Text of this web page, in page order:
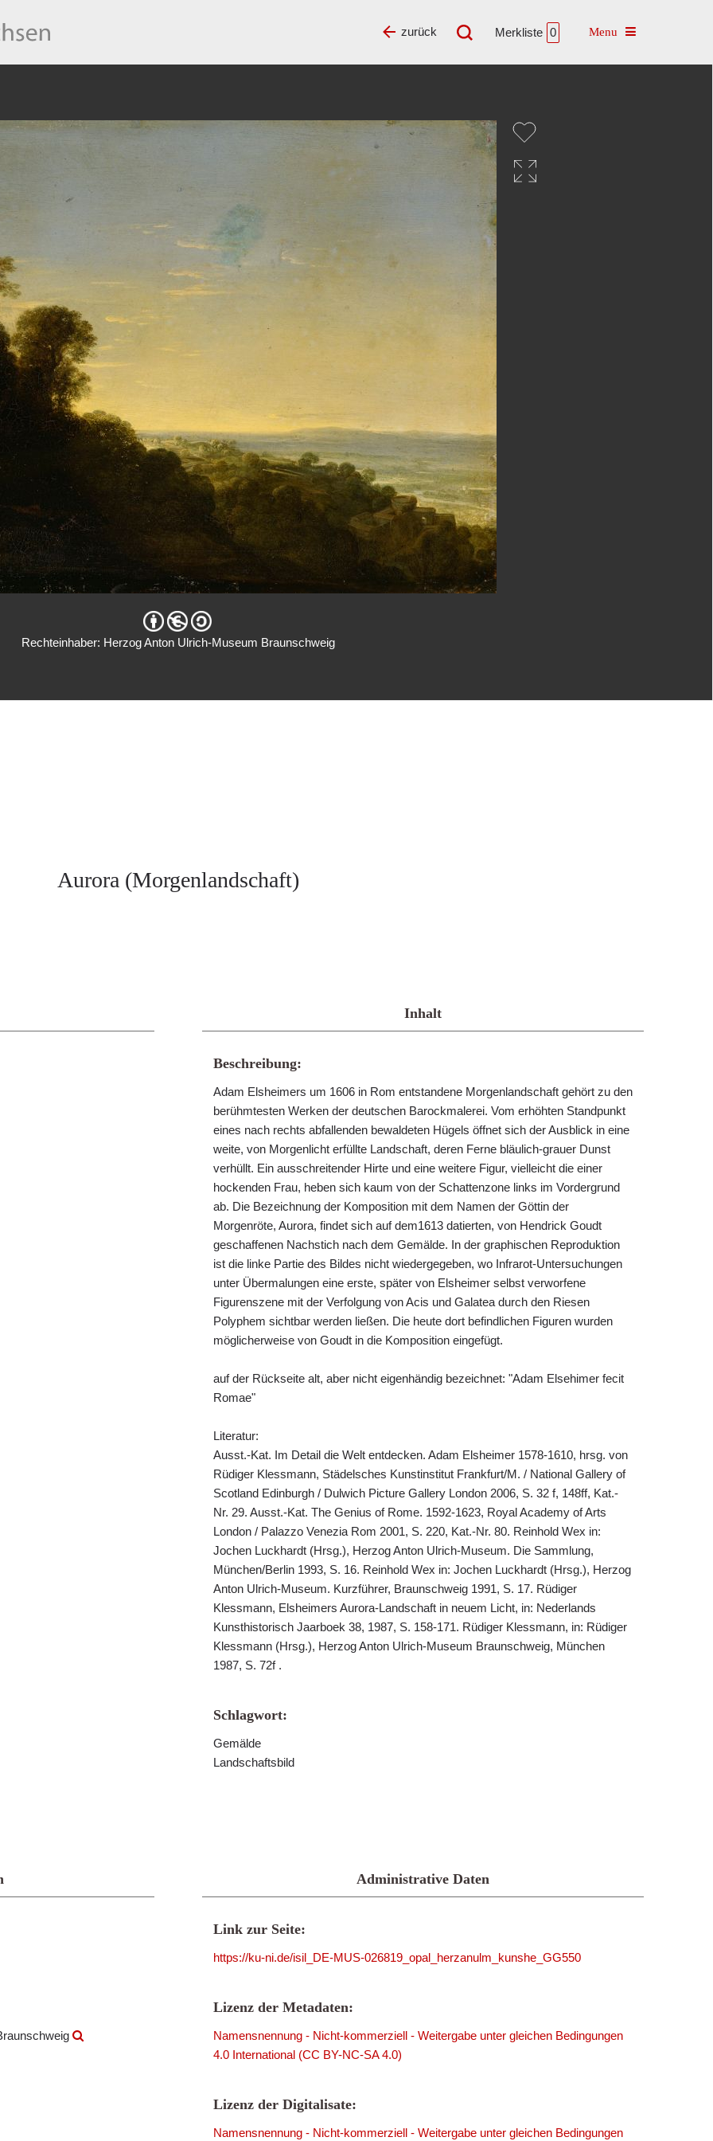
Merkliste 0 Toggle navigation
zurück
Rechteinhaber: Herzog Anton Ulrich-Museum Braunschweig
Aurora (Morgenlandschaft)
Inhalt
Beschreibung:
Adam Elsheimers um 1606 in Rom entstandene Morgenlandschaft gehört zu den
berühmtesten Werken der deutschen Barockmalerei. Vom erhöhten Standpunkt
eines nach rechts abfallenden bewaldeten Hügels öffnet sich der Ausblick in eine
weite, von Morgenlicht erfüllte Landschaft, deren Ferne bläulich-grauer Dunst
verhüllt. Ein ausschreitender Hirte und eine weitere Figur, vielleicht die einer
hockenden Frau, heben sich kaum von der Schattenzone links im Vordergrund
ab. Die Bezeichnung der Komposition mit dem Namen der Göttin der
Morgenröte, Aurora, findet sich auf dem1613 datierten, von Hendrick Goudt
geschaffenen Nachstich nach dem Gemälde. In der graphischen Reproduktion
ist die linke Partie des Bildes nicht wiedergegeben, wo Infrarot-Untersuchungen
unter Übermalungen eine erste, später von Elsheimer selbst verworfene
Figurenszene mit der Verfolgung von Acis und Galatea durch den Riesen
Polyphem sichtbar werden ließen. Die heute dort befindlichen Figuren wurden
möglicherweise von Goudt in die Komposition eingefügt.
auf der Rückseite alt, aber nicht eigenhändig bezeichnet: "Adam Elsehimer fecit
Romae"
Literatur:
Ausst.-Kat. Im Detail die Welt entdecken. Adam Elsheimer 1578-1610, hrsg. von
Rüdiger Klessmann, Städelsches Kunstinstitut Frankfurt/M. / National Gallery of
Scotland Edinburgh / Dulwich Picture Gallery London 2006, S. 32 f, 148ff, Kat.-
Nr. 29. Ausst.-Kat. The Genius of Rome. 1592-1623, Royal Academy of Arts
London / Palazzo Venezia Rom 2001, S. 220, Kat.-Nr. 80. Reinhold Wex in:
Jochen Luckhardt (Hrsg.), Herzog Anton Ulrich-Museum. Die Sammlung,
München/Berlin 1993, S. 16. Reinhold Wex in: Jochen Luckhardt (Hrsg.), Herzog
Anton Ulrich-Museum. Kurzführer, Braunschweig 1991, S. 17. Rüdiger
Klessmann, Elsheimers Aurora-Landschaft in neuem Licht, in: Nederlands
Kunsthistorisch Jaarboek 38, 1987, S. 158-171. Rüdiger Klessmann, in: Rüdiger
Klessmann (Hrsg.), Herzog Anton Ulrich-Museum Braunschweig, München
1987, S. 72f .
Schlagwort:
Gemälde
Landschaftsbild
Administrative Daten
Link zur Seite:
https://ku-ni.de/isil_DE-MUS-026819_opal_herzanulm_kunshe_GG550
Lizenz der Metadaten:
Namensnennung - Nicht-kommerziell - Weitergabe unter gleichen Bedingungen
4.0 International (CC BY-NC-SA 4.0)
Lizenz der Digitalisate:
Namensnennung - Nicht-kommerziell - Weitergabe unter gleichen Bedingungen